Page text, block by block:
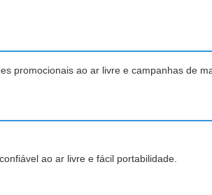
promocionais ao ar livre e campanhas de
ao ar livre e fácil portabilidade.